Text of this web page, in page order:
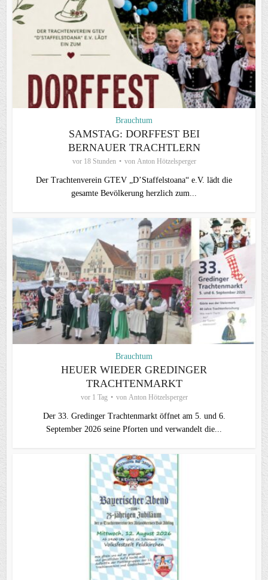
Brauchtum
SAMSTAG: DORFFEST BEI
BERNAUER TRACHTLERN
vor 18 Stunden von Anton Hötzelsperger
Der Trachtenverein GTEV „D’Staffelstoana“ e.V. lädt die
gesamte Bevölkerung herzlich zum...
Brauchtum
HEUER WIEDER GREDINGER
TRACHTENMARKT
vor 1 Tag von Anton Hötzelsperger
Der 33. Gredinger Trachtenmarkt öffnet am 5. und 6.
September 2026 seine Pforten und verwandelt die...